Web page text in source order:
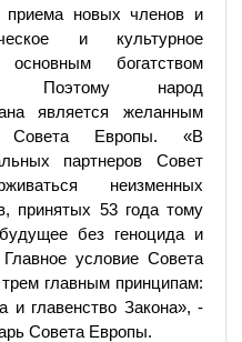
новых членов и
и культурное
богатством
Поэтому народ
является желанным
Совета Европы. «В
партнеров Совет
неизменных
принятых 53 года тому
без геноцида и
условие Совета
главным принципам:
и главенство Закона», -
Совета Европы.